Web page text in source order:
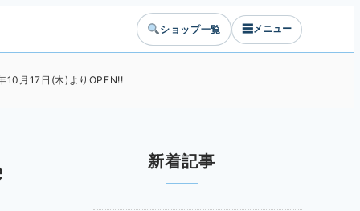
ショップ一覧 ☰メニュー
10月17日(木)よりOPEN!!
新着記事